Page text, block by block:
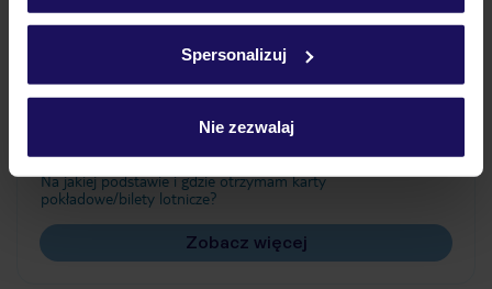
Szczegółowe informacje o plikach cookie znajdziesz
Spersonalizuj
Nie zezwalaj
Często zadawane pytania
Jak zmienić uczestników/osobę zgłaszającą?
Czy w Hotelu będzie przedstawiciel TUI?
Na jakiej podstawie i gdzie otrzymam karty
pokładowe/bilety lotnicze?
Zobacz więcej